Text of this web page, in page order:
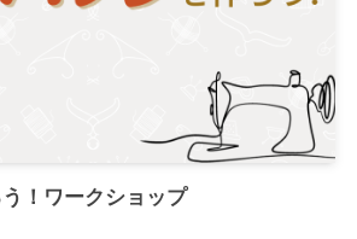
！ワークショップ